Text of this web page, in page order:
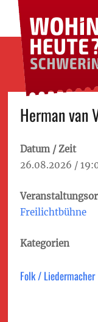
WOHIN HEUTE?
SCHWERIN
Das Veranstaltungsportal
für Schwerin
Primary
menu
Herman van
Datum / Zeit
26.08.2026 /
Freilichtbühne
Kategorien
Folk / Liedermacher